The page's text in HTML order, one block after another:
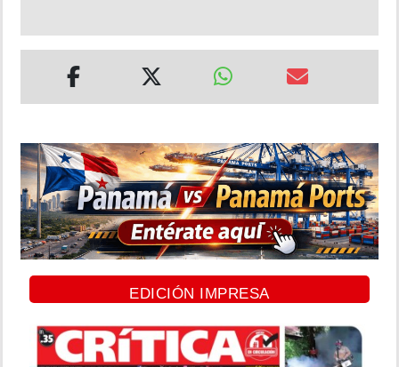
EDICIÓN IMPRESA